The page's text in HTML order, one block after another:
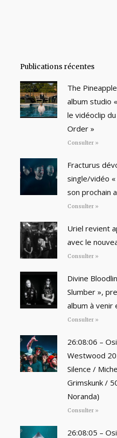
Publications récentes
The
album studio
le vidéoclip
Order »
Consulter »
Fracturus
single/vidéo
son prochain
Consulter »
Uriel revient
avec le
Consulter »
Divine
Slumber »,
album à venir
Consulter »
26:08:06 –
Westwood
Silence /
Grimskunk /
Noranda)
Consulter »
26:08:05 –